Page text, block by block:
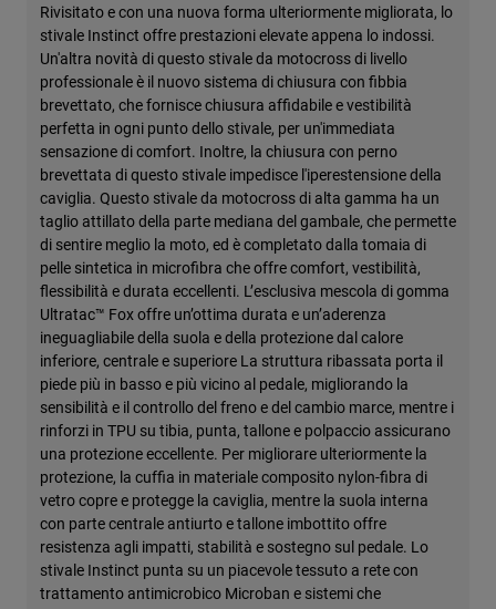
Rivisitato e con una nuova forma ulteriormente migliorata, lo
stivale Instinct offre prestazioni elevate appena lo indossi.
Un'altra novità di questo stivale da motocross di livello
professionale è il nuovo sistema di chiusura con fibbia
brevettato, che fornisce chiusura affidabile e vestibilità
perfetta in ogni punto dello stivale, per un'immediata
sensazione di comfort. Inoltre, la chiusura con perno
brevettata di questo stivale impedisce l'iperestensione della
caviglia. Questo stivale da motocross di alta gamma ha un
taglio attillato della parte mediana del gambale, che permette
di sentire meglio la moto, ed è completato dalla tomaia di
pelle sintetica in microfibra che offre comfort, vestibilità,
flessibilità e durata eccellenti. L’esclusiva mescola di gomma
Ultratac™ Fox offre un’ottima durata e un’aderenza
ineguagliabile della suola e della protezione dal calore
inferiore, centrale e superiore La struttura ribassata porta il
piede più in basso e più vicino al pedale, migliorando la
sensibilità e il controllo del freno e del cambio marce, mentre i
rinforzi in TPU su tibia, punta, tallone e polpaccio assicurano
una protezione eccellente. Per migliorare ulteriormente la
protezione, la cuffia in materiale composito nylon-fibra di
vetro copre e protegge la caviglia, mentre la suola interna
con parte centrale antiurto e tallone imbottito offre
resistenza agli impatti, stabilità e sostegno sul pedale. Lo
stivale Instinct punta su un piacevole tessuto a rete con
trattamento antimicrobico Microban e sistemi che